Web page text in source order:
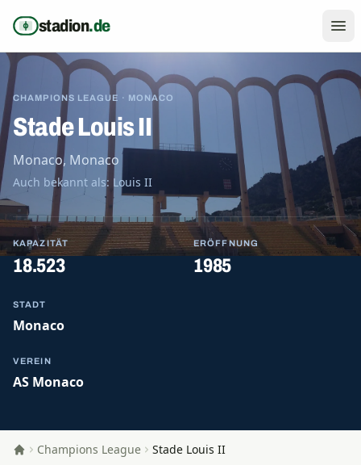
stadion.de
CHAMPIONS LEAGUE · MONACO
Stade Louis II
Monaco, Monaco
Auch bekannt als: Louis II
KAPAZITÄT
18.523
ERÖFFNUNG
1985
STADT
Monaco
VEREIN
AS Monaco
StartseiteChampions League Stade Louis II